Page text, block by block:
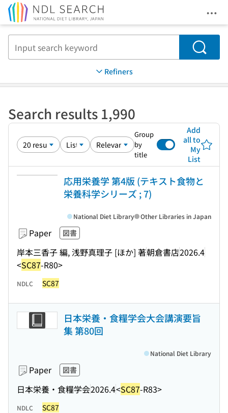
Search
Refiners
Search results 1,990
Group
by
title
Add
all to
My
List
応用栄養学 第4版 (テキスト食物と
栄養科学シリーズ ; 7)
Paper 図書
岸本三香子 編, 浅野真理子 [ほか] 著朝倉書店2026.4
<SC87-R80>
National Diet Library Other Libraries in Japan
NDLC SC87
日本栄養・食糧学会大会講演要旨
集 第80回
Paper 図書
日本栄養・食糧学会2026.4<SC87-R83>
National Diet Library
NDLC SC87